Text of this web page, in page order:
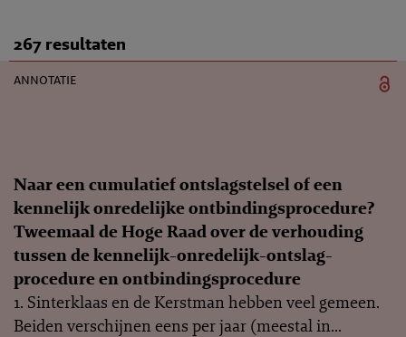
267 resultaten
annotatie
Naar een cumulatief ontslagstelsel of een
kennelijk onredelijke ontbindingsprocedure?
Tweemaal de Hoge Raad over de verhouding
tussen de kennelijk-onredelijk-ontslag-
procedure en ontbindingsprocedure
1. Sinterklaas en de Kerstman hebben veel gemeen.
Beiden verschijnen eens per jaar (meestal in...